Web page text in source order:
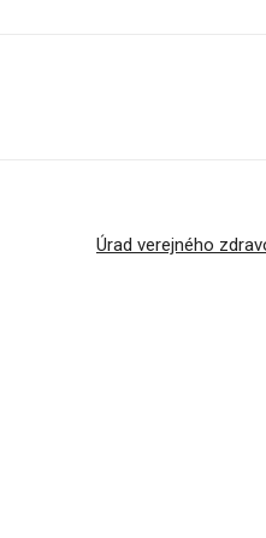
Úrad verejného